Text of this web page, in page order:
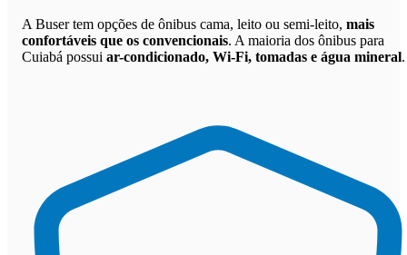
A Buser tem opções de ônibus cama, leito ou semi-leito, mais
confortáveis que os convencionais. A maioria dos ônibus para
Cuiabá possui ar-condicionado, Wi-Fi, tomadas e água mineral.